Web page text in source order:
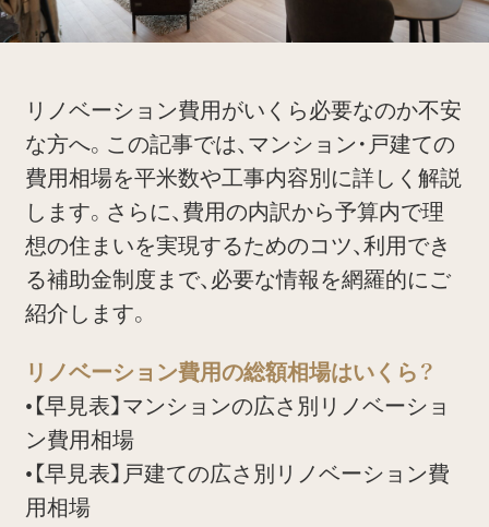
リノベーション費用がいくら必要なのか不安
な方へ。この記事では、マンション・戸建ての
費用相場を平米数や工事内容別に詳しく解説
します。さらに、費用の内訳から予算内で理
想の住まいを実現するためのコツ、利用でき
る補助金制度まで、必要な情報を網羅的にご
紹介します。
リノベーション費用の総額相場はいくら？
•【早見表】マンションの広さ別リノベーショ
ン費用相場
•【早見表】戸建ての広さ別リノベーション費
用相場